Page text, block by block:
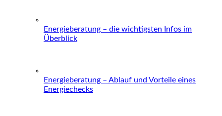
Energieberatung – die wichtigsten Infos im
Überblick
Energieberatung – Ablauf und Vorteile eines
Energiechecks